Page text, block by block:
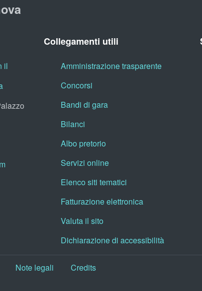
il
Collegamenti utili
Amministrazione trasparente
Concorsi
Bandi di gara
Bilanci
Albo pretorio
Servizi online
Elenco siti tematici
Fatturazione elettronica
Valuta il sito
Dichiarazione di accessibilità
Note legali Credits